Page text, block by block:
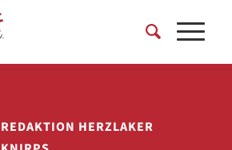
REDAKTION HERZLAKER